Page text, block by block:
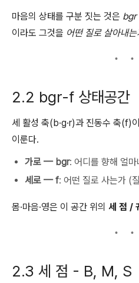
마음의 상태를 구분 짓는 것은 bgr
이라도 그것을 어떤 질로 살아내는
2.2 bgr-f 상태공간
세 활성 축(b·g·r)과 진동수 축(f)
이룬다.
가로 — bgr: 어디를 향해 얼
세로 — f: 어떤 질로 사는가 (
몸·마음·영은 이 공간 위의 세 점 /
2.3 세 점 - B, M, S